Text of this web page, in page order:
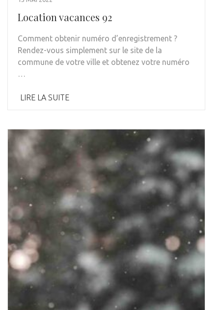
Location vacances 92
Comment obtenir numéro d’enregistrement ?
Rendez-vous simplement sur le site de la
commune de votre ville et obtenez votre numéro
…
LIRE LA SUITE